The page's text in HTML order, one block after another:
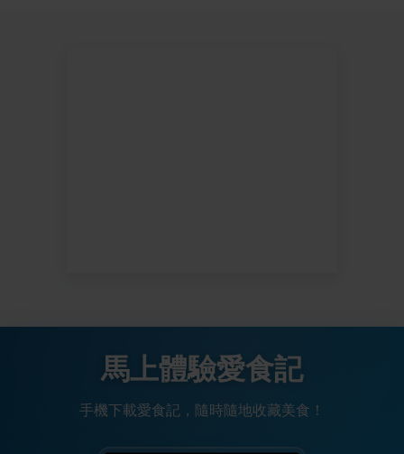
馬上體驗愛食記
手機下載愛食記，隨時隨地收藏美食！